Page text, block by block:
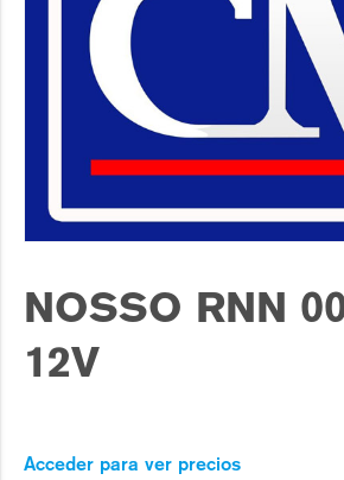
NOSSO RNN
12V
Acceder para ver precios